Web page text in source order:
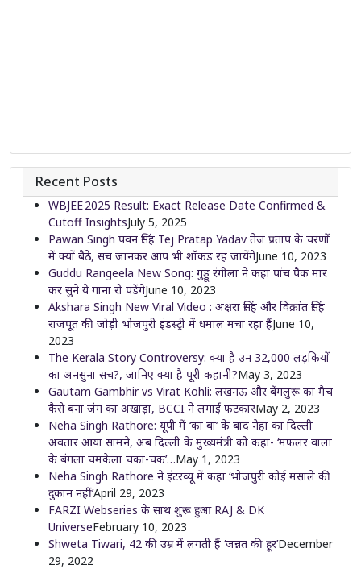
Recent Posts
WBJEE 2025 Result: Exact Release Date Confirmed &
Cutoff InsightsJuly 5, 2025
Pawan Singh पवन सिंह Tej Pratap Yadav तेज प्रताप के चरणों
में क्यों बैठे, सच जानकर आप भी शॉकड रह जायेंगेJune 10, 2023
Guddu Rangeela New Song: गुड्डू रंगीला ने कहा पांच पैक मार
कर सुने ये गाना रो पड़ेंगेJune 10, 2023
Akshara Singh New Viral Video : अक्षरा सिंह और विक्रांत सिंह
राजपूत की जोड़ी भोजपुरी इंडस्ट्री में धमाल मचा रहा हैंJune 10,
2023
The Kerala Story Controversy: क्या है उन 32,000 लड़कियों
का अनसुना सच?, जानिए क्या है पूरी कहानी?May 3, 2023
Gautam Gambhir vs Virat Kohli: लखनऊ और बेंगलुरू का मैच
कैसे बना जंग का अखाड़ा, BCCI ने लगाई फटकारMay 2, 2023
Neha Singh Rathore: यूपी में ‘का बा’ के बाद नेहा का दिल्ली
अवतार आया सामने, अब दिल्ली के मुख्यमंत्री को कहा- ‘मफ़लर वाला
के बंगला चमकेला चका-चक’…May 1, 2023
Neha Singh Rathore ने इंटरव्यू में कहा ‘भोजपुरी कोई मसाले की
दुकान नहीं’April 29, 2023
FARZI Webseries के साथ शुरू हुआ RAJ & DK
UniverseFebruary 10, 2023
Shweta Tiwari, 42 की उम्र में लगती हैं ‘जन्नत की हूर’December
29, 2022